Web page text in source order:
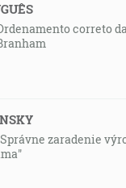
correto
zaradenie